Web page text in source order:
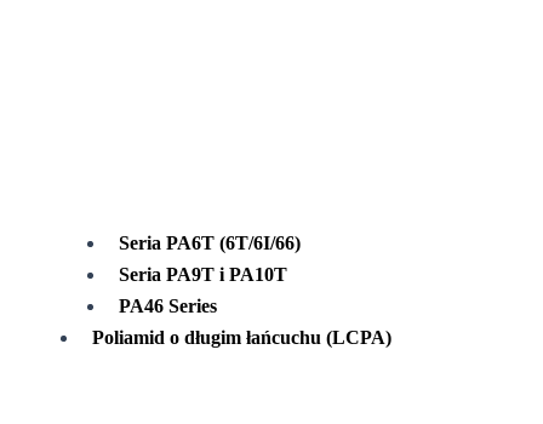
Seria PA6T (6T/6I/66)
Seria PA9T i PA10T
PA46 Series
Poliamid o długim łańcuchu (LCPA)